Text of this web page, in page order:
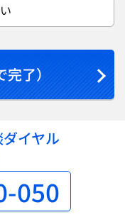
了）
イヤル
050